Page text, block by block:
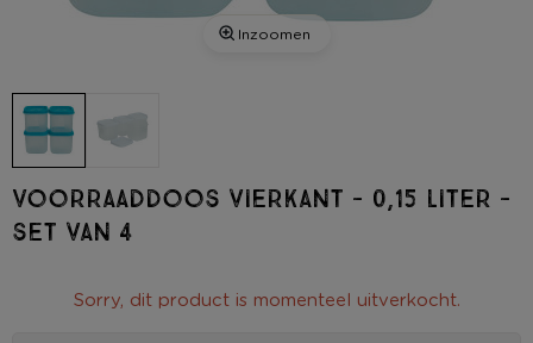
Inzoomen
Voorraaddoos vierkant - 0,15 liter -
set van 4
Sorry, dit product is momenteel uitverkocht.